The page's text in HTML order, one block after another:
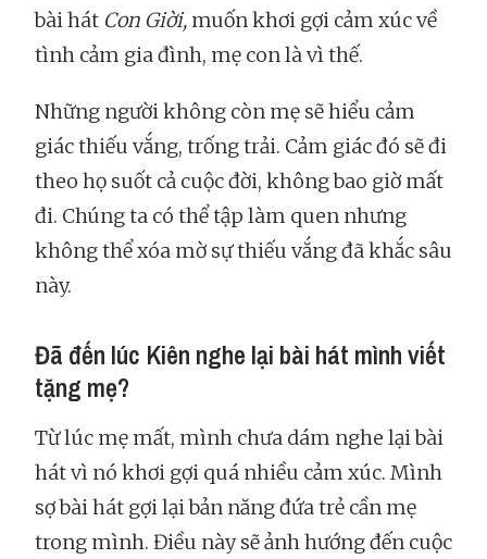
bài hát Con Giời, muốn khơi gợi cảm xúc về
tình cảm gia đình, mẹ con là vì thế.
Những người không còn mẹ sẽ hiểu cảm
giác thiếu vắng, trống trải. Cảm giác đó sẽ đi
theo họ suốt cả cuộc đời, không bao giờ mất
đi. Chúng ta có thể tập làm quen nhưng
không thể xóa mờ sự thiếu vắng đã khắc sâu
này.
Đã đến lúc Kiên nghe lại bài hát mình viết
tặng mẹ?
Từ lúc mẹ mất, mình chưa dám nghe lại bài
hát vì nó khơi gợi quá nhiều cảm xúc. Mình
sợ bài hát gợi lại bản năng đứa trẻ cần mẹ
trong mình. Điều này sẽ ảnh hướng đến cuộc